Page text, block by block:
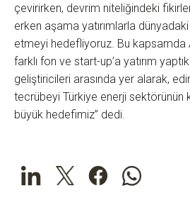
çevirirken, devrim niteliğindeki
erken aşama yatırımlarla
etmeyi hedefliyoruz. Bu
farklı fon ve start-up’a yatırım
geliştiricileri arasında yer alarak,
tecrübeyi Türkiye enerji sektörünün
büyük hedefimiz” dedi.